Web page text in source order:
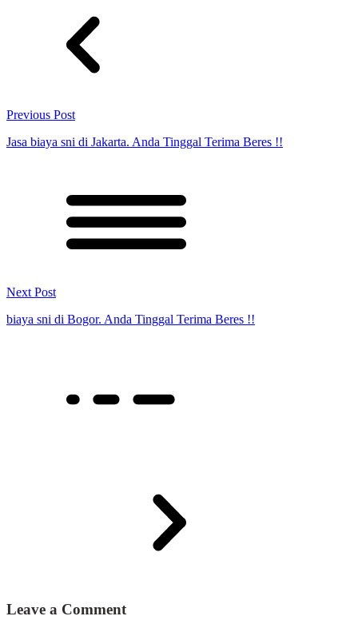
Previous Post
Jasa biaya sni di Jakarta. Anda Tinggal Terima Beres !!
Next Post
biaya sni di Bogor. Anda Tinggal Terima Beres !!
Leave a Comment